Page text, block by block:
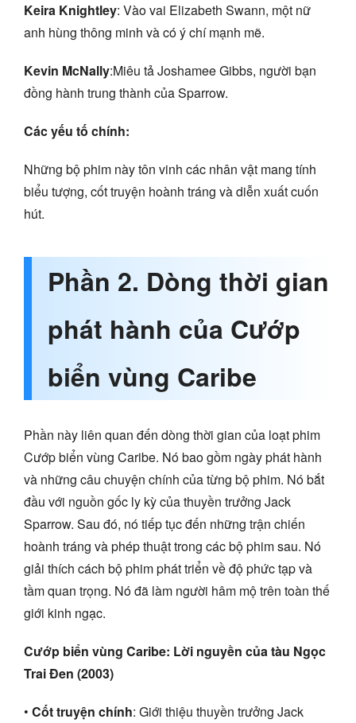
Keira Knightley: Vào vai Elizabeth Swann, một nữ
anh hùng thông minh và có ý chí mạnh mẽ.
Kevin McNally:Miêu tả Joshamee Gibbs, người bạn
đồng hành trung thành của Sparrow.
Các yếu tố chính:
Những bộ phim này tôn vinh các nhân vật mang tính
biểu tượng, cốt truyện hoành tráng và diễn xuất cuốn
hút.
Phần 2. Dòng thời gian
phát hành của Cướp
biển vùng Caribe
Phần này liên quan đến dòng thời gian của loạt phim
Cướp biển vùng Caribe. Nó bao gồm ngày phát hành
và những câu chuyện chính của từng bộ phim. Nó bắt
đầu với nguồn gốc ly kỳ của thuyền trưởng Jack
Sparrow. Sau đó, nó tiếp tục đến những trận chiến
hoành tráng và phép thuật trong các bộ phim sau. Nó
giải thích cách bộ phim phát triển về độ phức tạp và
tầm quan trọng. Nó đã làm người hâm mộ trên toàn thế
giới kinh ngạc.
Cướp biển vùng Caribe: Lời nguyền của tàu Ngọc
Trai Đen (2003)
• Cốt truyện chính: Giới thiệu thuyền trưởng Jack